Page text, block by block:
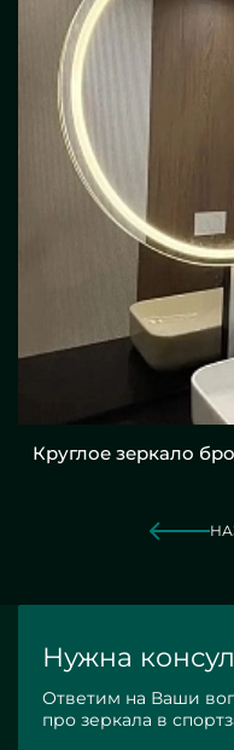
Круглое зеркало
Нужна
Ответим на Ваши
про зеркала в